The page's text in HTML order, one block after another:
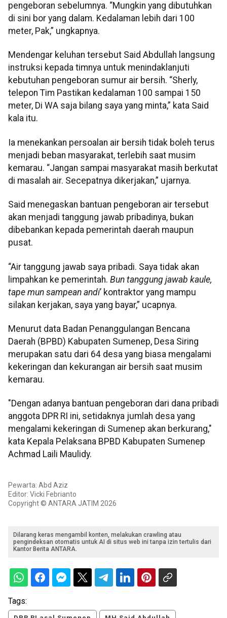
pengeboran sebelumnya. “Mungkin yang dibutuhkan
di sini bor yang dalam. Kedalaman lebih dari 100
meter, Pak,” ungkapnya.
Mendengar keluhan tersebut Said Abdullah langsung
instruksi kepada timnya untuk menindaklanjuti
kebutuhan pengeboran sumur air bersih. “Sherly,
telepon Tim Pastikan kedalaman 100 sampai 150
meter, Di WA saja bilang saya yang minta,” kata Said
kala itu.
Ia menekankan persoalan air bersih tidak boleh terus
menjadi beban masyarakat, terlebih saat musim
kemarau. “Jangan sampai masyarakat masih berkutat
di masalah air. Secepatnya dikerjakan,” ujarnya.
Said menegaskan bantuan pengeboran air tersebut
akan menjadi tanggung jawab pribadinya, bukan
dibebankan kepada pemerintah daerah maupun
pusat.
“Air tanggung jawab saya pribadi. Saya tidak akan
limpahkan ke pemerintah. Bun tanggung jawab kaule,
tape mun sampean andi’ kontraktor yang mampu
silakan kerjakan, saya yang bayar,” ucapnya.
Menurut data Badan Penanggulangan Bencana
Daerah (BPBD) Kabupaten Sumenep, Desa Siring
merupakan satu dari 64 desa yang biasa mengalami
kekeringan dan kekurangan air bersih saat musim
kemarau.
"Dengan adanya bantuan pengeboran dari dana pribadi
anggota DPR RI ini, setidaknya jumlah desa yang
mengalami kekeringan di Sumenep akan berkurang,"
kata Kepala Pelaksana BPBD Kabupaten Sumenep
Achmad Laili Maulidy.
Pewarta: Abd Aziz
Editor: Vicki Febrianto
Copyright © ANTARA JATIM 2026
Dilarang keras mengambil konten, melakukan crawling atau
pengindeksan otomatis untuk AI di situs web ini tanpa izin tertulis dari
Kantor Berita ANTARA.
Tags: